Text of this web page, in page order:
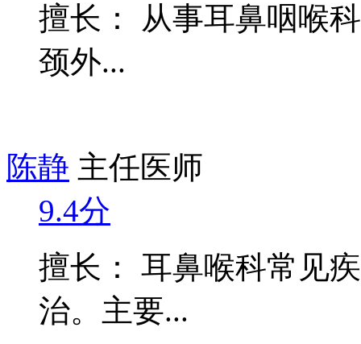
擅长： 从事耳鼻咽喉
颈外...
陈静 主任医师
9.4分
擅长： 耳鼻喉科常见
治。主要...